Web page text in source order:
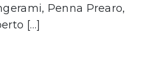
Penna Prearo,
[…]